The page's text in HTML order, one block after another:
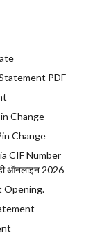
PDF
Change
Change
CIF Number
ऑनलाइन 2026
Opening.